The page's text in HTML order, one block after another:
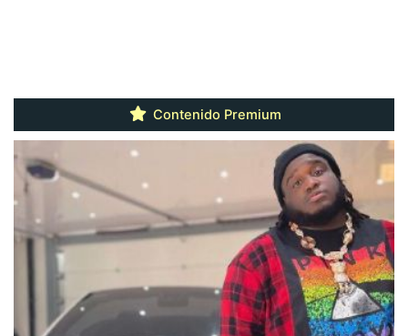
Contenido Premium